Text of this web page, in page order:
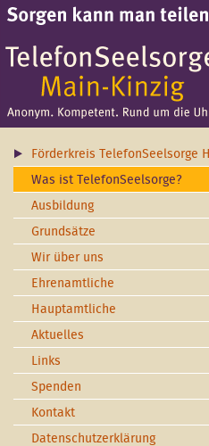
Förderkreis TelefonSeelsorge
Was ist TelefonSeelsorge?
Ausbildung
Grundsätze
Wir über uns
Ehrenamtliche
Hauptamtliche
Aktuelles
Links
Spenden
Kontakt
Datenschutzerklärung